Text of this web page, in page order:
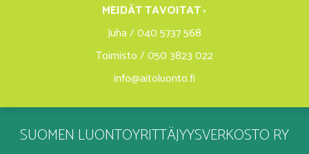
MEIDÄT TAVOITAT ›
Juha / 040 5737 568
Toimisto / 050 3823 022
info@aitoluonto.fi
SUOMEN LUONTOYRITTÄJYYSVERKOSTO RY